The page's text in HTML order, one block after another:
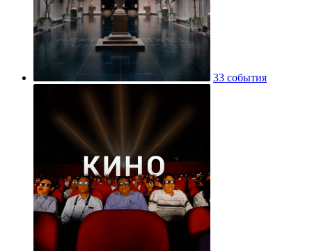
33 события